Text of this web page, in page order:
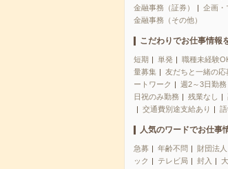
金融事務（証券）
企画・
金融事務（その他）
こだわりでお仕事情報
短期 単発 職種未経験
量募集
友だちと一緒の応
ートワーク
週2～3日勤務
日祝のみ勤務
残業なし
交通費別途支給あり
人気のワードでお仕事
急募 年齢不問 財団法人
ック
テレビ局 封入